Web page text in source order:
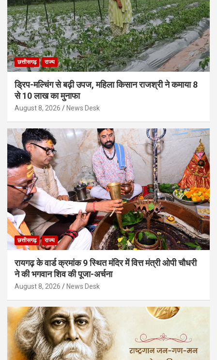
छत्तीसगढ़ राज्य
ड्रिप-मल्चिंग से बढ़ी उपज, महिला किसान राजश्री ने कमाया 8
से 10 लाख का मुनाफा
August 8, 2026 News Desk
छत्तीसगढ़ राज्य
रायगढ़ के वार्ड क्रमांक 9 स्थित मंदिर में वित्त मंत्री ओपी चौधरी
ने की भगवान शिव की पूजा-अर्चना
August 8, 2026 News Desk